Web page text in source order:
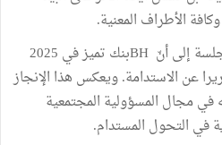
الأطراف المعنية.
وفي هذا السياق، أشار رئيس الجلسة إلى أنّ BHبنك تميز في 2025
عن الاستدامة. ويعكس هذا الإنجاز
في مجال المسؤولية المجتمعية
في التحول المستدام.